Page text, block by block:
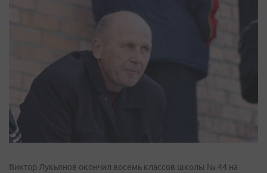
Виктор Лукьянов окончил восемь классов школы № 44 на